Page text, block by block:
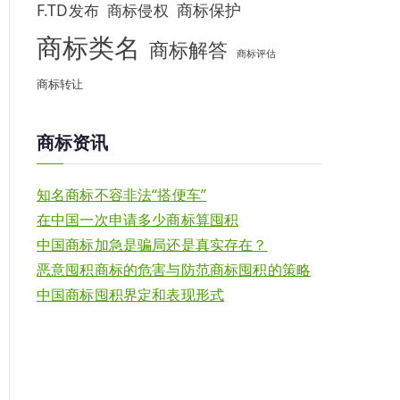
F.TD发布 商标侵权 商标保护
商标类名 商标解答 商标评估
商标转让
商标资讯
知名商标不容非法“搭便车”
在中国一次申请多少商标算囤积
中国商标加急是骗局还是真实存在？
恶意囤积商标的危害与防范商标囤积的策略
中国商标囤积界定和表现形式